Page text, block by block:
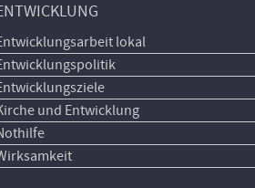
lokal
und Entwicklung